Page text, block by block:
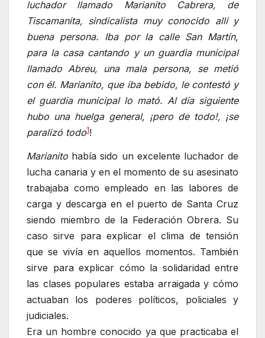
luchador llamado Marianito Cabrera, de
Tiscamanita, sindicalista muy conocido allí y
buena persona. Iba por la calle San Martín,
para la casa cantando y un guardia municipal
llamado Abreu, una mala persona, se metió
con él. Marianito, que iba bebido, le contestó y
el guardia municipal lo mató. Al día siguiente
hubo una huelga general, ¡pero de todo!, ¡se
paralizó todo1!
Marianito había sido un excelente luchador de
lucha canaria y en el momento de su asesinato
trabajaba como empleado en las labores de
carga y descarga en el puerto de Santa Cruz
siendo miembro de la Federación Obrera. Su
caso sirve para explicar el clima de tensión
que se vivía en aquellos momentos. También
sirve para explicar cómo la solidaridad entre
las clases populares estaba arraigada y cómo
actuaban los poderes políticos, policiales y
judiciales.
Era un hombre conocido ya que practicaba el